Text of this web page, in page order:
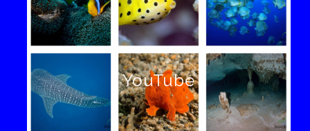
YouTube